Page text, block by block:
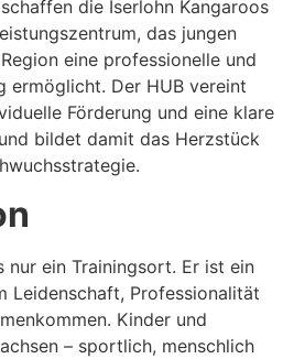
die Iserlohn Kangaroos
das jungen
eine professionelle und
ermöglicht. Der HUB vereint
Förderung und eine klare
bildet damit das Herzstück
nur ein Trainingsort. Er ist ein
Leidenschaft, Professionalität
Kinder und
– sportlich, menschlich